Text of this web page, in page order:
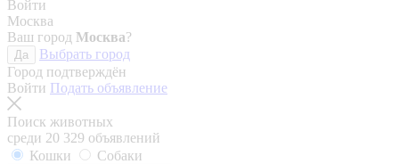
Войти
Москва
Ваш город Москва?
Да
Выбрать город
Город подтверждён
Войти Подать объявление
Поиск животных
среди 20 329 объявлений
Кошки
Собаки